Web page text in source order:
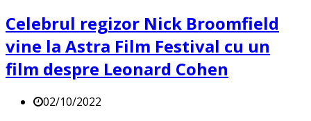
Celebrul regizor Nick Broomfield
vine la Astra Film Festival cu un
film despre Leonard Cohen
02/10/2022